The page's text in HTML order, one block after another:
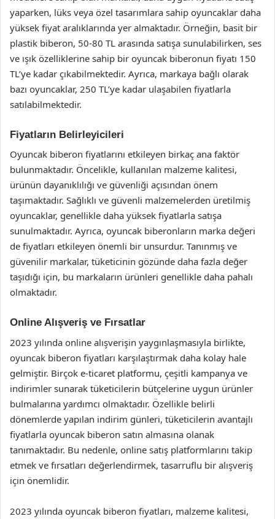
yaparken, lüks veya özel tasarımlara sahip oyuncaklar daha
yüksek fiyat aralıklarında yer almaktadır. Örneğin, basit bir
plastik biberon, 50-80 TL arasında satışa sunulabilirken, ses
ve ışık özelliklerine sahip bir oyuncak biberonun fiyatı 150
TL’ye kadar çıkabilmektedir. Ayrıca, markaya bağlı olarak
bazı oyuncaklar, 250 TL’ye kadar ulaşabilen fiyatlarla
satılabilmektedir.
Fiyatların Belirleyicileri
Oyuncak biberon fiyatlarını etkileyen birkaç ana faktör
bulunmaktadır. Öncelikle, kullanılan malzeme kalitesi,
ürünün dayanıklılığı ve güvenliği açısından önem
taşımaktadır. Sağlıklı ve güvenli malzemelerden üretilmiş
oyuncaklar, genellikle daha yüksek fiyatlarla satışa
sunulmaktadır. Ayrıca, oyuncak biberonların marka değeri
de fiyatları etkileyen önemli bir unsurdur. Tanınmış ve
güvenilir markalar, tüketicinin gözünde daha fazla değer
taşıdığı için, bu markaların ürünleri genellikle daha pahalı
olmaktadır.
Online Alışveriş ve Fırsatlar
2023 yılında online alışverişin yaygınlaşmasıyla birlikte,
oyuncak biberon fiyatları karşılaştırmak daha kolay hale
gelmiştir. Birçok e-ticaret platformu, çeşitli kampanya ve
indirimler sunarak tüketicilerin bütçelerine uygun ürünler
bulmalarına yardımcı olmaktadır. Özellikle belirli
dönemlerde yapılan indirim günleri, tüketicilerin avantajlı
fiyatlarla oyuncak biberon satın almasına olanak
tanımaktadır. Bu nedenle, online satış platformlarını takip
etmek ve fırsatları değerlendirmek, tasarruflu bir alışveriş
için önemlidir.
2023 yılında oyuncak biberon fiyatları, malzeme kalitesi,